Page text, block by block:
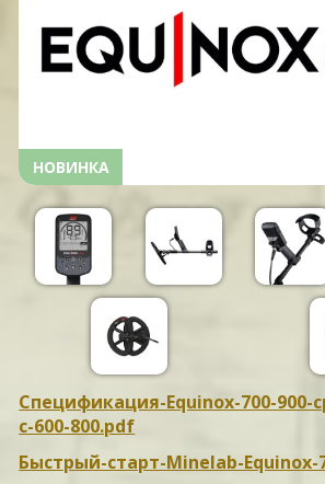
НОВИНКА
Спецификация-Equinox-700-900-
с-600-800.pdf
Быстрый-старт-Minelab-Equinox-